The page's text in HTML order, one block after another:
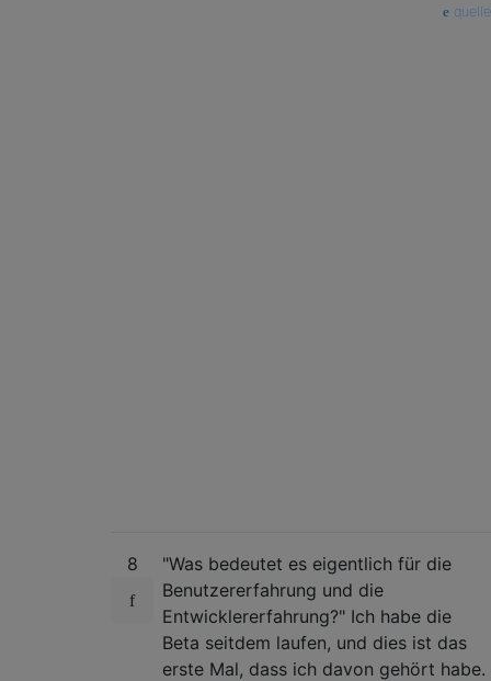
quelle
8
"Was bedeutet es eigentlich für die
Benutzererfahrung und die
Entwicklererfahrung?" Ich habe die
Beta seitdem laufen, und dies ist das
erste Mal, dass ich davon gehört habe.